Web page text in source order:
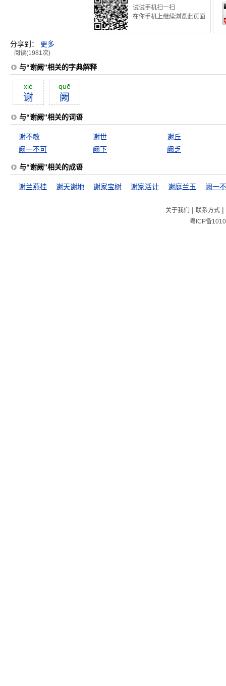
试试手机扫一扫
在你手机上继续浏览此页面
分享到： 更多
阅读(1981次)
与“谢阙”相关的字典解释
xiè
谢
quē
阙
与“谢阙”相关的词语
谢不敏 谢世
谢丘
阙一不可
阙下 阙乏
与“谢阙”相关的成语
谢兰燕桂 谢天谢地 谢家宝树 谢家活计 谢庭兰玉 阙一
关于我们 | 联系方式|
粤ICP备